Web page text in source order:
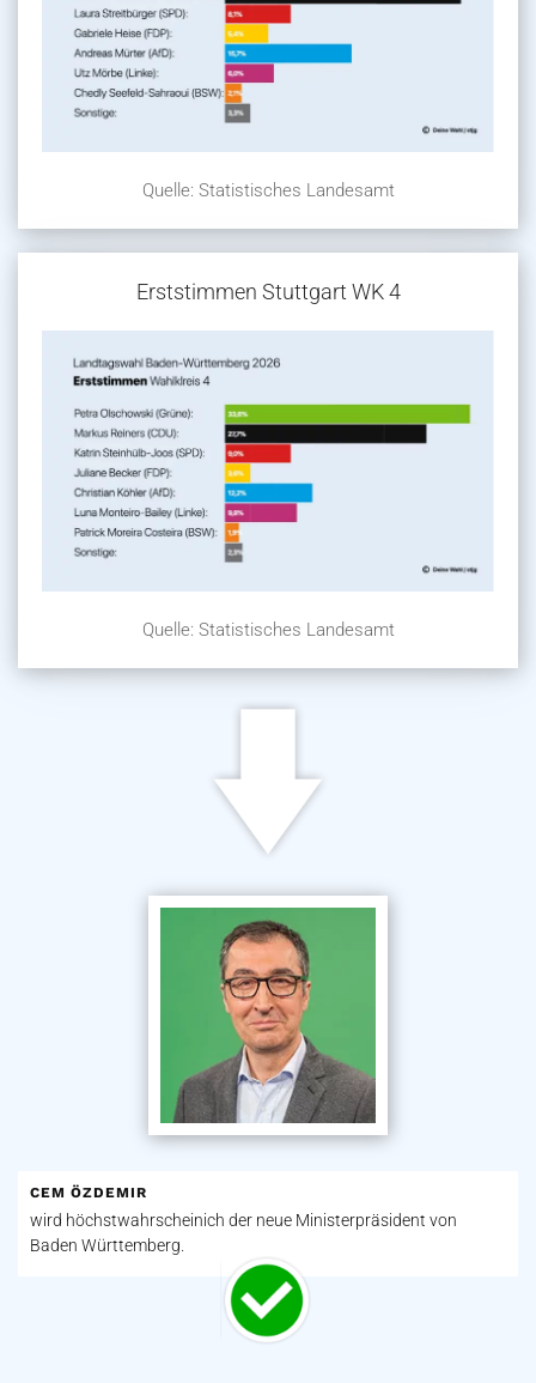
Quelle: Statistisches Landesamt
Erststimmen Stuttgart WK 4
Quelle: Statistisches Landesamt
CEM ÖZDEMIR
wird höchstwahrscheinich der neue Ministerpräsident von
Baden Württemberg.